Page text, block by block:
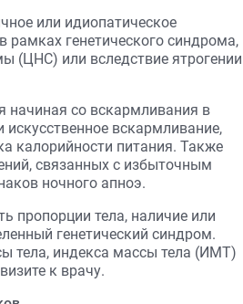
или идиопатическое
генетического синдрома,
(ЦНС) или вследствие ятрогении
начиная со вскармливания в
вскармливание,
калорийности питания. Также
связанных с избыточным
ночного апноэ.
пропорции тела, наличие или
генетический синдром.
тела, индекса массы тела (ИМТ)
к врачу.